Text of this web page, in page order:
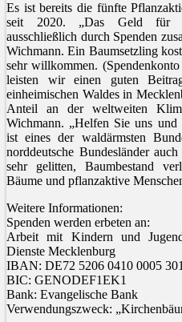
Es ist bereits die fünfte
seit 2020. „Das Geld für
ausschließlich durch Spenden
Wichmann. Ein Baumsetzling
sehr willkommen.
leisten wir einen guten
einheimischen Waldes in
Anteil an der weltweiten
Wichmann. „Helfen Sie uns
ist eines der waldärmsten
norddeutsche Bundesländer
sehr gelitten, Baumbestand
Bäume und pflanzaktive
Weitere Informationen:
Spenden werden erbeten an:
Arbeit mit Kindern und
Dienste Mecklenburg
IBAN: DE72 5206 0410 0005
BIC: GENODEF1EK1
Bank: Evangelische Bank
Verwendungszweck: